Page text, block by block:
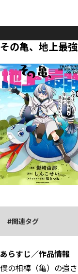
その亀、地上最
関連タグ
あらすじ／作品情報
僕の相棒（亀）の強